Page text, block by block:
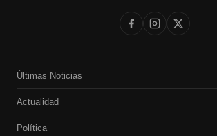
Últimas Noticias
Actualidad
Política